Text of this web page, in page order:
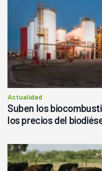
Actualidad
Suben los
los precios del